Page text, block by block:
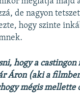
de nagyon
hogy szinte
hogy a castingon
Áron (aki a
mégis mellette